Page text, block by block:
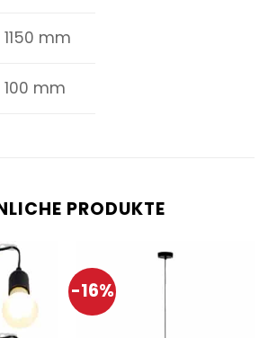
1150 mm
100 mm
PRODUKTE
-16%